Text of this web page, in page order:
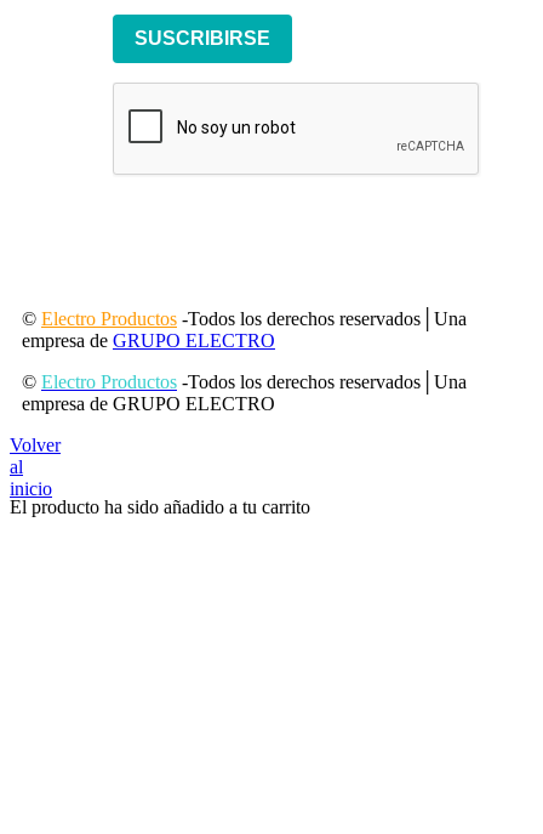
SUSCRIBIRSE
© Electro Productos -Todos los derechos reservados│Una
empresa de GRUPO ELECTRO
© Electro Productos -Todos los derechos reservados│Una
empresa de GRUPO ELECTRO
Volver
al
inicio
El producto ha sido añadido a tu carrito